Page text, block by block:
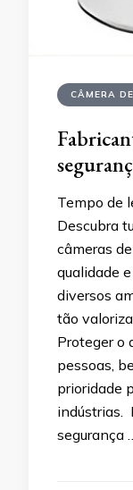
CÂMERA
Tempo de
Descubra
câmeras
qualidade
diversos
tão
Proteger o
pessoas,
prioridade
indústrias.
segurança …